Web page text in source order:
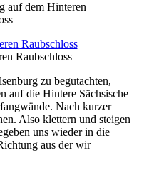
auf dem Hinteren
Raubschloss
zu begutachten,
auf die Hintere Sächsische
Nach kurzer
Also klettern und steigen
uns wieder in die
aus der wir